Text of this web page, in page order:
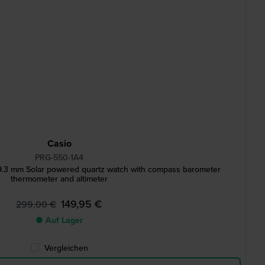
Casio
PRG-550-1A4
mm Solar powered quartz watch with compass barometer
thermometer and altimeter
299,00 € 149,95 €
● Auf Lager
Vergleichen